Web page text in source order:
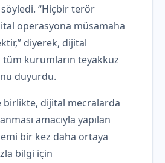
“Hiçbir terör
operasyona müsamaha
diyerek, dijital
tüm kurumların teyakkuz
duyurdu.
birlikte, dijital mecralarda
amacıyla yapılan
bir kez daha ortaya
bilgi için